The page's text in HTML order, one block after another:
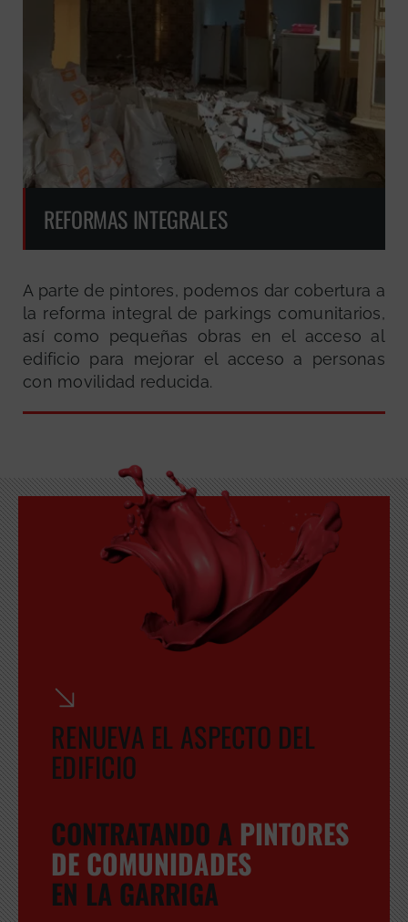
REFORMAS INTEGRALES
A parte de pintores, podemos dar cobertura a
la reforma integral de parkings comunitarios,
así como pequeñas obras en el acceso al
edificio para mejorar el acceso a personas
con movilidad reducida.
RENUEVA EL ASPECTO DEL
EDIFICIO
CONTRATANDO A PINTORES
DE COMUNIDADES
EN LA GARRIGA